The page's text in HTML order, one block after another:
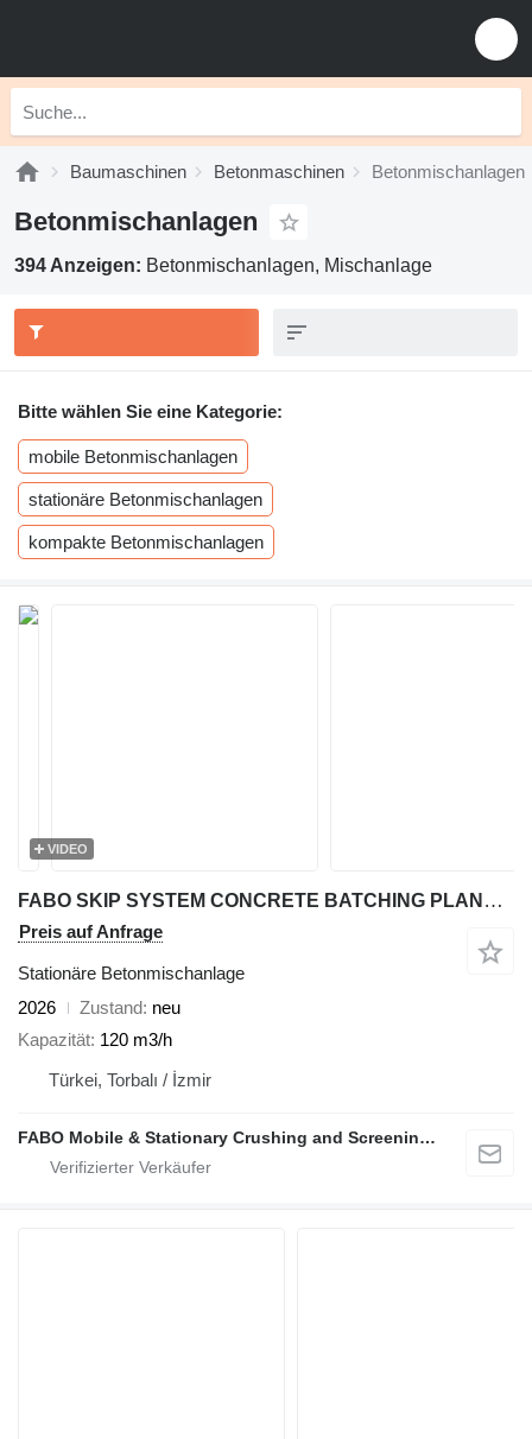
Baumaschinen Betonmaschinen Betonmischanlagen
Betonmischanlagen
394 Anzeigen: Betonmischanlagen, Mischanlage
Bitte wählen Sie eine Kategorie:
mobile Betonmischanlagen
stationäre Betonmischanlagen
kompakte Betonmischanlagen
VIDEO
FABO SKIP SYSTEM CONCRETE BATCHING PLANT | 120m3/h Capacity
Preis auf Anfrage
Stationäre Betonmischanlage
2026
Zustand neu
Kapazität 120 m3/h
Türkei, Torbalı / İzmir
FABO Mobile & Stationary Crushing and Screening Plants | Concrete Batching Plants Manufacturer